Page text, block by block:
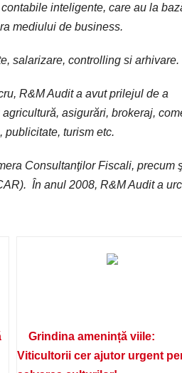
inteligente, care au la
mediului de business.
salarizare, controlling si arhivare.
R&M Audit a avut prilejul de a
asigurări, brokeraj,
publicitate, turism etc.
Consultanţilor Fiscali, precum
În anul 2008, R&M Audit a
Grindina amenință viile:
Viticultorii cer ajutor urgent